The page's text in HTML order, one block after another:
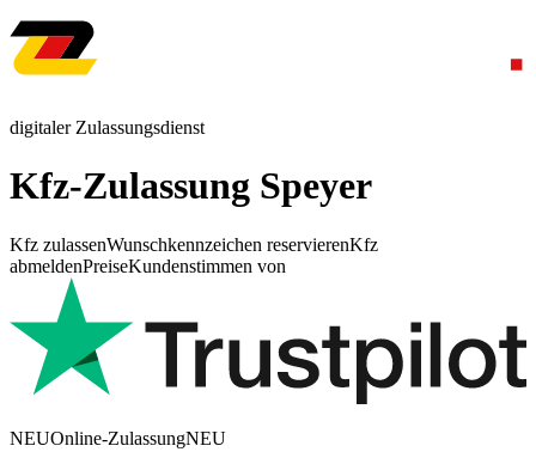
digitaler Zulassungsdienst
Kfz-Zulassung Speyer
Kfz zulassenWunschkennzeichen reservierenKfz
abmeldenPreiseKundenstimmen von
NEUOnline-ZulassungNEU